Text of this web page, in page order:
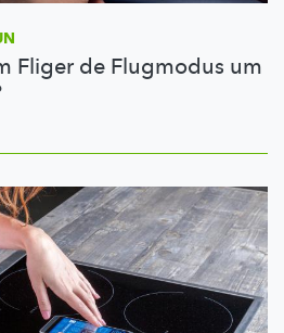
Fliger de Flugmodus um